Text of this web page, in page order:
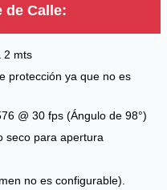
de Calle:
2 mts
protección ya que no es
@ 30 fps (Ángulo de 98°)
seco para apertura
no es configurable).